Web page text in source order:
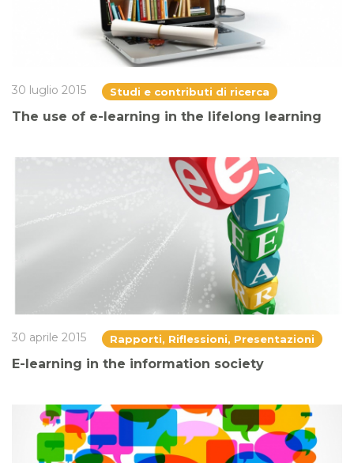
30 luglio 2015 Studi e contributi di ricerca
The use of e-learning in the lifelong learning
30 aprile 2015 Rapporti, Riflessioni, Presentazioni
E-learning in the information society